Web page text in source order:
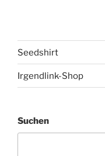
Seedshirt
Irgendlink-Shop
Suchen